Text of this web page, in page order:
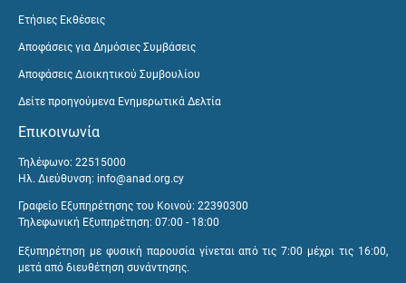
Ετήσιες Εκθέσεις
Αποφάσεις για Δημόσιες Συμβάσεις
Αποφάσεις Διοικητικού Συμβουλίου
Δείτε προηγούμενα Ενημερωτικά Δελτία
Επικοινωνία
Τηλέφωνο: 22515000
Ηλ. Διεύθυνση: info@anad.org.cy
Γραφείο Εξυπηρέτησης του Κοινού: 22390300
Τηλεφωνική Εξυπηρέτηση: 07:00 - 18:00
Εξυπηρέτηση με φυσική παρουσία γίνεται από τις 7:00 μέχρι τις 16:00,
μετά από διευθέτηση συνάντησης.